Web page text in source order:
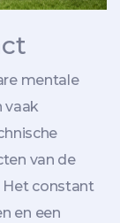
mentale
vaak
van de
Het constant
en een